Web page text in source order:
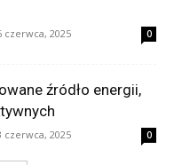
czerwca, 2025 0
źródło energii,
czerwca, 2025 0